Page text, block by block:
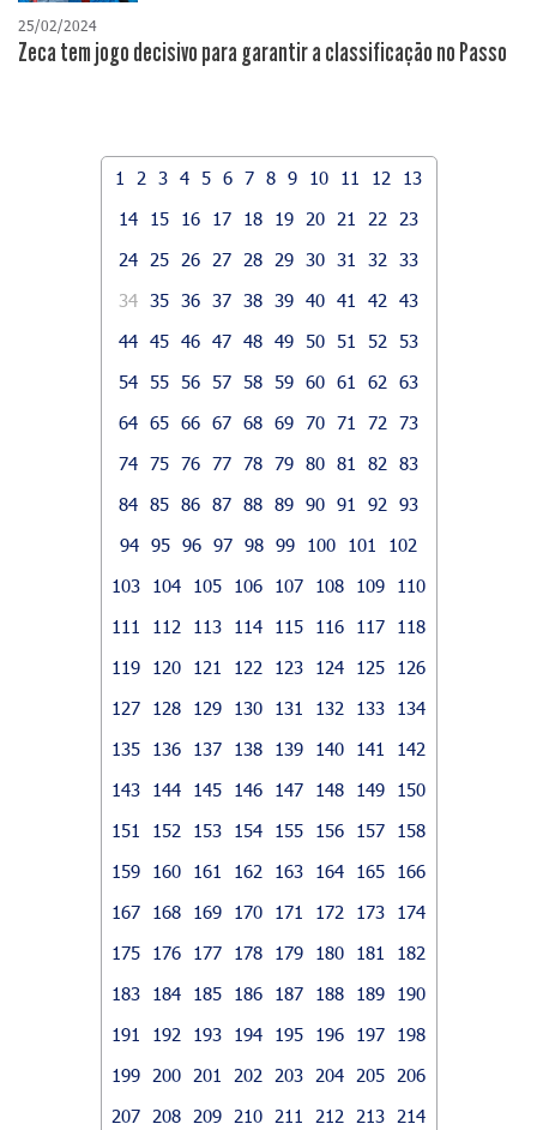
25/02/2024
Zeca tem jogo decisivo para garantir a classificação no Passo
1 2 3 4 5 6 7 8 9 10 11 12
13
14
15 16 17 18 19 20 21 22
23
24
25 26 27 28 29 30 31 32
33
34 35 36 37 38 39 40 41 42
43
44 45 46 47 48 49 50 51 52
53
54 55 56 57 58 59 60 61 62
63
64 65 66 67 68 69 70 71 72
73
74 75 76 77 78 79 80 81 82
83
84 85 86 87 88 89 90 91 92
93
94 95 96 97 98 99 100 101
102
103
104 105 106 107 108 109
110
111
112 113 114 115 116 117
118
119
120 121 122 123 124 125
126
127
128 129 130 131 132 133
134
135
136 137 138 139 140 141
142
143
144 145 146 147 148 149
150
151
152 153 154 155 156 157
158
159
160 161 162 163 164 165
166
167
168 169 170 171 172 173
174
175
176 177 178 179 180 181
182
183
184 185 186 187 188 189
190
191
192 193 194 195 196 197
198
199
200 201 202 203 204 205
206
207
208 209 210 211 212 213
214